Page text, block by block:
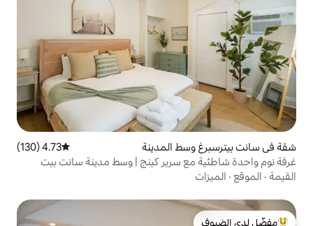
المدينة متوسط التقييم 4.73 من 5، 130 مراجعات
4.73 (130)
سرير كينج | وسط مدينة سانت بيت